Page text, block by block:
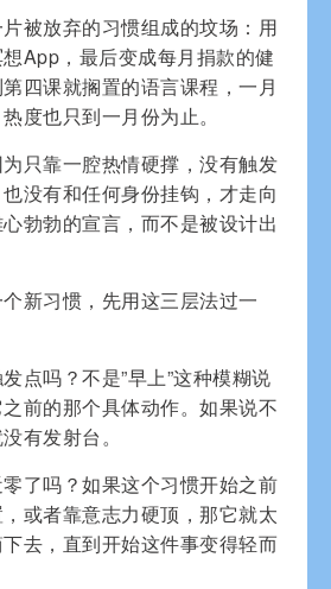
被放弃的习惯组成的坟场：用
App，最后变成每月捐款的健
四课就搁置的语言课程，一月
度也只到一月份为止。
只靠一腔热情硬撑，没有触发
没有和任何身份挂钩，才走向
勃勃的宣言，而不是被设计出
新习惯，先用这三层法过一
点吗？不是”早上”这种模糊说
前的那个具体动作。如果说不
有发射台。
了吗？如果这个习惯开始之前
或者靠意志力硬顶，那它就太
去，直到开始这件事变得轻而